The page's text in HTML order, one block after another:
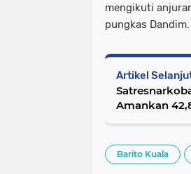
mengikuti
pungkas
Artikel
Amankan
Barito Kuala